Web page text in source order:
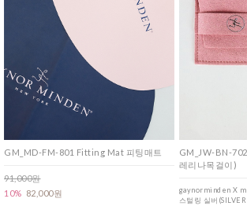
GM_MD-FM-801 Fitting Mat 피팅매트
91,000원
10% 82,000원
GM_JW-BN-
레리나목걸이)
gaynorminden X
스털링 실버